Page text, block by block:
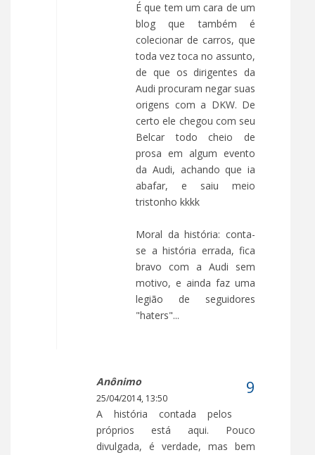
É que tem um cara de um
blog que também é
colecionar de carros, que
toda vez toca no assunto,
de que os dirigentes da
Audi procuram negar suas
origens com a DKW. De
certo ele chegou com seu
Belcar todo cheio de
prosa em algum evento
da Audi, achando que ia
abafar, e saiu meio
tristonho kkkk
Moral da história: conta-
se a história errada, fica
bravo com a Audi sem
motivo, e ainda faz uma
legião de seguidores
"haters"...
Anônimo
25/04/2014, 13:50
A história contada pelos
próprios está aqui. Pouco
divulgada, é verdade, mas bem